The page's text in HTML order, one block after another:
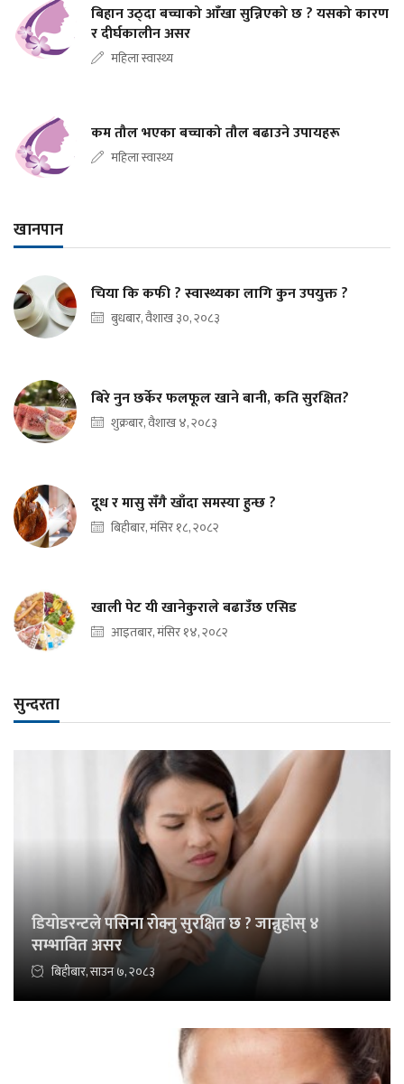
बिहान उठ्दा बच्चाको आँखा सुन्निएको छ ? यसको कारण
र दीर्घकालीन असर
महिला स्वास्थ्य
कम तौल भएका बच्चाको तौल बढाउने उपायहरू
महिला स्वास्थ्य
खानपान
चिया कि कफी ? स्वास्थ्यका लागि कुन उपयुक्त ?
बुधबार, वैशाख ३०, २०८३
बिरे नुन छर्केर फलफूल खाने बानी, कति सुरक्षित?
शुक्रबार, वैशाख ४, २०८३
दूध र मासु सँगै खाँदा समस्या हुन्छ ?
बिहीबार, मंसिर १८, २०८२
खाली पेट यी खानेकुराले बढाउँछ एसिड
आइतबार, मंसिर १४, २०८२
सुन्दरता
डियोडरन्टले पसिना रोक्नु सुरक्षित छ ? जान्नुहोस् ४
सम्भावित असर
बिहीबार, साउन ७, २०८३